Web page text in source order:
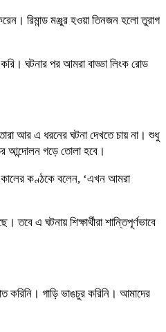
রিমান্ড মঞ্জুর হওয়া তিনজন হলো তুরাগ
ঘটনার পর আমরা বাড্ডা লিংক রোড
আর এ ধরনের ঘটনা দেখতে চায় না। শুধু
আন্দোলন গড়ে তোলা হবে।
কালের কণ্ঠকে বলেন, ‘এখন আমরা
এ ঘটনায় শিক্ষার্থীরা শান্তিপূর্ণভাবে
করিনি। গাড়ি ভাঙচুর করিনি। আমাদের